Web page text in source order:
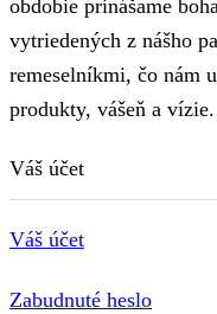
obdobie prinášame
vytriedených z nášho
remeselníkmi, čo nám
produkty, vášeň a vízie.
Váš účet
Váš účet
Zabudnuté heslo